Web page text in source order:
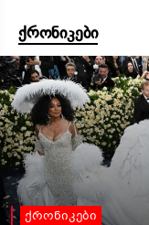
ქრონიკები
ქრონიკები